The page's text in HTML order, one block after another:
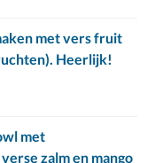
met vers fruit
Heerlijk!
met
zalm en mango